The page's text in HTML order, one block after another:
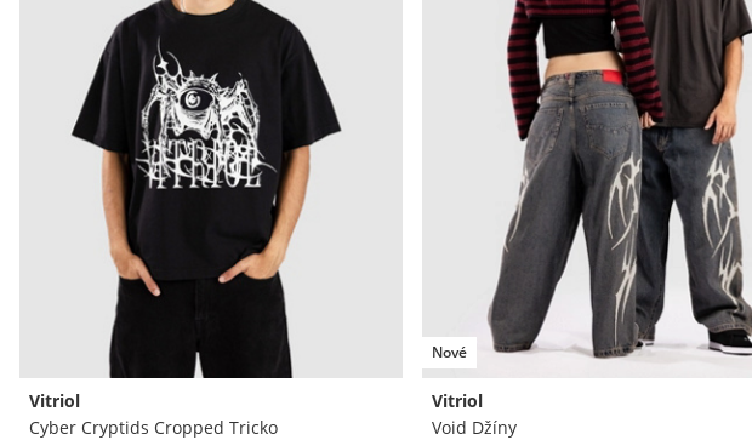
Vitriol
Cyber Cryptids Cropped Tricko
Nové
Vitriol
Void Džíny